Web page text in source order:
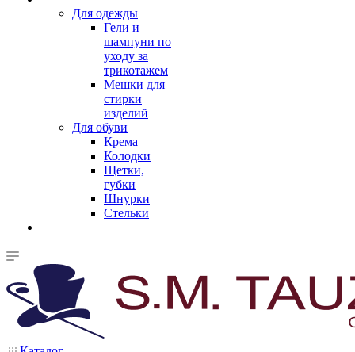
Для одежды
Гели и
шампуни по
уходу за
трикотажем
Мешки для
стирки
изделий
Для обуви
Крема
Колодки
Щетки,
губки
Шнурки
Стельки